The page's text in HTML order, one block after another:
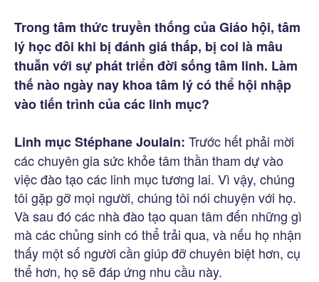
Trong tâm thức truyền thống của Giáo hội, tâm
lý học đôi khi bị đánh giá thấp, bị coi là mâu
thuẫn với sự phát triển đời sống tâm linh. Làm
thế nào ngày nay khoa tâm lý có thể hội nhập
vào tiến trình của các linh mục?
Linh mục Stéphane Joulain: Trước hết phải mời
các chuyên gia sức khỏe tâm thần tham dự vào
việc đào tạo các linh mục tương lai. Vì vậy, chúng
tôi gặp gỡ mọi người, chúng tôi nói chuyện với họ.
Và sau đó các nhà đào tạo quan tâm đến những gì
mà các chủng sinh có thể trải qua, và nếu họ nhận
thấy một số người cần giúp đỡ chuyên biệt hơn, cụ
thể hơn, họ sẽ đáp ứng nhu cầu này.